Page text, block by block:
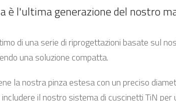
è l'ultima generazione del nostro
di una serie di riprogettazioni basate sul
una soluzione compatta.
la nostra pinza estesa con un preciso
il nostro sistema di cuscinetti TiN per